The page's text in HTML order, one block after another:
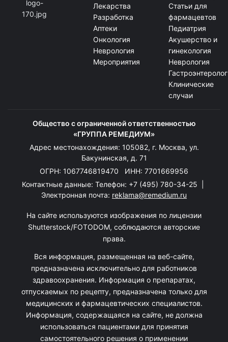
Лекарства
Разработка
Аптеки
Онкология
Неврология
Мероприятия
Статьи для
фармацевтов
Педиатрия
Акушерство и
гинекология
Неврология
Клинические
случаи
Общество с ограниченной ответственностью
«ГРУППА РЕМЕДИУМ»
Адрес местонахождения: 105082, г. Москва, ул.
Бакунинская, д. 71
ОГРН: 1067746819470 ИНН: 7701669956
Контактные данные: Телефон: +7 (495) 780-34-25
Электронная почта: reklama@remedium.ru
На сайте используются изображения по лицензии
Shutterstock/FOTODOM, соблюдаются авторские
права.
Вся информация, размещенная на веб-сайте,
предназначена исключительно для работников
здравоохранения. Информация о препаратах,
отпускаемых по рецепту, предназначена только для
медицинских и фармацевтических специалистов.
Информация, содержащаяся на сайте, не должна
использоваться пациентами для принятия
самостоятельного решения о применении